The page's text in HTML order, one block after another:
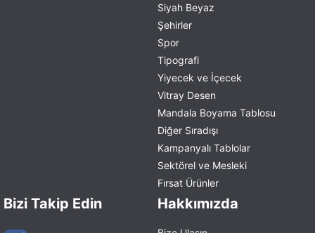
Siyah Beyaz
Şehirler
Spor
Tipografi
Yiyecek ve İçecek
Vitray Desen
Mandala Boyama Tablosu
Diğer Sıradışı
Kampanyalı Tablolar
Sektörel ve Mesleki
Fırsat Ürünler
Bizi Takip Edin Hakkımızda